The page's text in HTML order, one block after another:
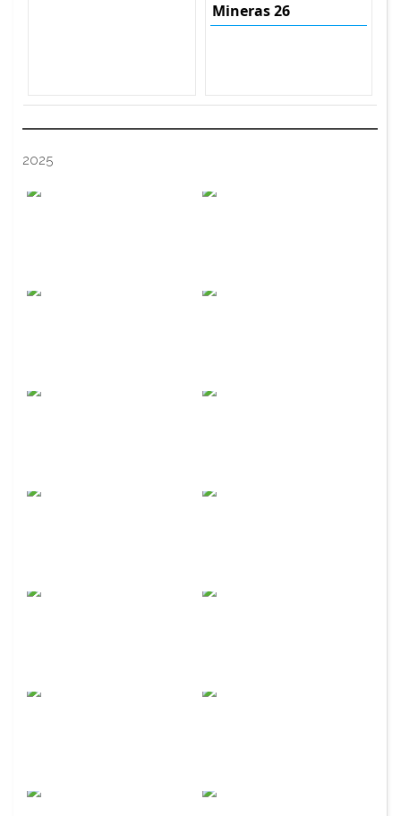
Mineras 26
2025